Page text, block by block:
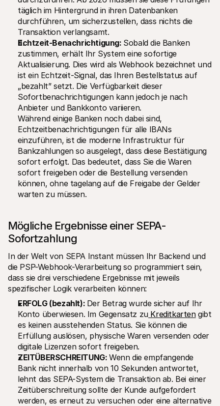
täglich im Hintergrund in ihren Datenbanken
durchführen, um sicherzustellen, dass nichts die
Transaktion verlangsamt.
Echtzeit-Benachrichtigung: Sobald die Banken
zustimmen, erhält Ihr System eine sofortige
Aktualisierung. Dies wird als Webhook bezeichnet und
ist ein Echtzeit-Signal, das Ihren Bestellstatus auf
„bezahlt” setzt. Die Verfügbarkeit dieser
Sofortbenachrichtigungen kann jedoch je nach
Anbieter und Bankkonto variieren.
Während einige Banken noch dabei sind,
Echtzeitbenachrichtigungen für alle IBANs
einzuführen, ist die moderne Infrastruktur für
Bankzahlungen so ausgelegt, dass diese Bestätigung
sofort erfolgt. Das bedeutet, dass Sie die Waren
sofort freigeben oder die Bestellung versenden
können, ohne tagelang auf die Freigabe der Gelder
warten zu müssen.
Mögliche Ergebnisse einer SEPA-
Sofortzahlung
In der Welt von SEPA Instant müssen Ihr Backend und
die PSP-Webhook-Verarbeitung so programmiert sein,
dass sie drei verschiedene Ergebnisse mit jeweils
spezifischer Logik verarbeiten können:
ERFOLG (bezahlt): Der Betrag wurde sicher auf Ihr
Konto überwiesen. Im Gegensatz zu Kreditkarten gibt
es keinen ausstehenden Status. Sie können die
Erfüllung auslösen, physische Waren versenden oder
digitale Lizenzen sofort freigeben.
ZEITÜBERSCHREITUNG: Wenn die empfangende
Bank nicht innerhalb von 10 Sekunden antwortet,
lehnt das SEPA-System die Transaktion ab. Bei einer
Zeitüberschreitung sollte der Kunde aufgefordert
werden, es erneut zu versuchen oder eine alternative